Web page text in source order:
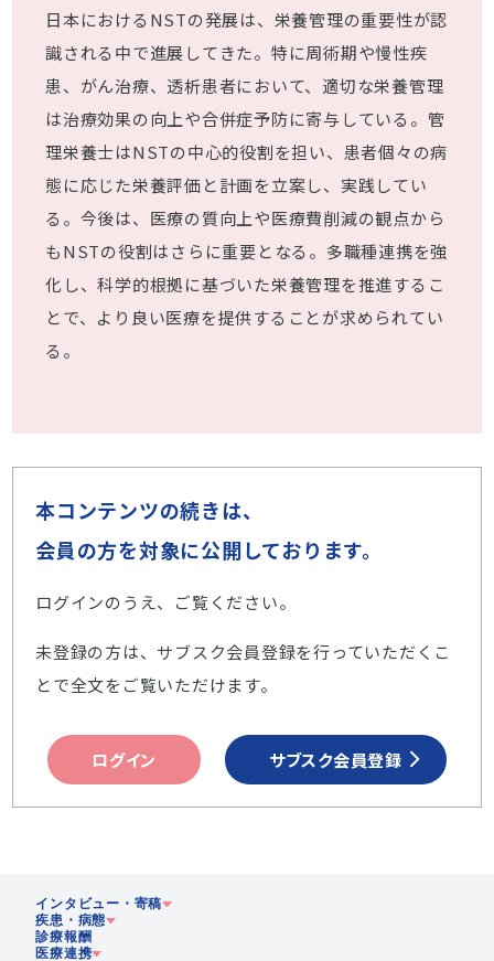
日本におけるNSTの発展は、栄養管理の重要性が認
識される中で進展してきた。特に周術期や慢性疾
患、がん治療、透析患者において、適切な栄養管理
は治療効果の向上や合併症予防に寄与している。管
理栄養士はNSTの中心的役割を担い、患者個々の病
態に応じた栄養評価と計画を立案し、実践してい
る。今後は、医療の質向上や医療費削減の観点から
もNSTの役割はさらに重要となる。多職種連携を強
化し、科学的根拠に基づいた栄養管理を推進するこ
とで、より良い医療を提供することが求められてい
る。
本コンテンツの続きは、
会員の方を対象に公開しております。
ログインのうえ、ご覧ください。
未登録の方は、サブスク会員登録を行っていただくこ
とで全文をご覧いただけます。
ログイン サブスク会員登録
インタビュー・寄稿
疾患・病態
診療報酬
医療連携